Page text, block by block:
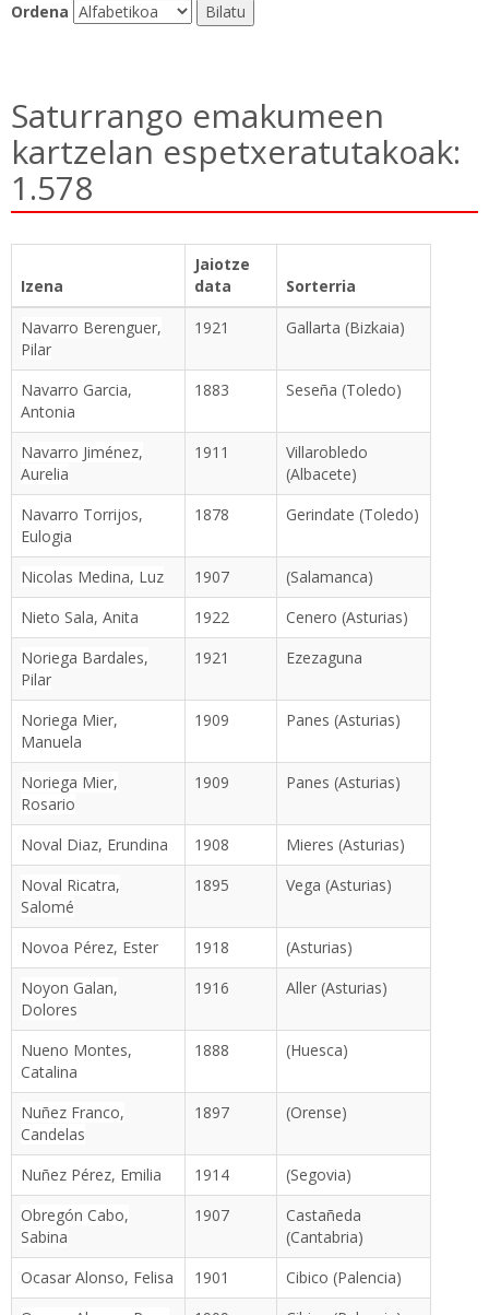
Ordena
Saturrango emakumeen
kartzelan espetxeratutakoak:
1.578
Izena
Jaiotze
data
Sorterria
Navarro Berenguer,
Pilar
1921 Gallarta (Bizkaia)
Navarro Garcia,
Antonia
1883 Seseña (Toledo)
Navarro Jiménez,
Aurelia
1911
Villarobledo
(Albacete)
Navarro Torrijos,
Eulogia
1878 Gerindate (Toledo)
Nicolas Medina, Luz 1907
(Salamanca)
Nieto Sala, Anita
1922
Cenero (Asturias)
Noriega Bardales,
Pilar
1921 Ezezaguna
Noriega Mier,
Manuela
1909 Panes (Asturias)
Noriega Mier,
Rosario
1909 Panes (Asturias)
Noval Diaz, Erundina 1908
Mieres (Asturias)
Noval Ricatra,
Salomé
1895 Vega (Asturias)
Novoa Pérez, Ester 1918
(Asturias)
Noyon Galan,
Dolores
1916 Aller (Asturias)
Nueno Montes,
Catalina
1888 (Huesca)
Nuñez Franco,
Candelas
1897 (Orense)
Nuñez Pérez, Emilia 1914
(Segovia)
Obregón Cabo,
Sabina
1907
Castañeda
(Cantabria)
Ocasar Alonso, Felisa
1901
Cibico (Palencia)